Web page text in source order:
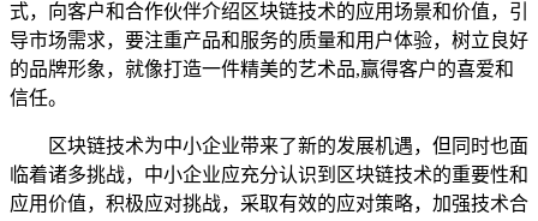
式，向客户和合作伙伴介绍区块链技术的应用场景和价值，引
导市场需求，要注重产品和服务的质量和用户体验，树立良好
的品牌形象，就像打造一件精美的艺术品,赢得客户的喜爱和
信任。
区块链技术为中小企业带来了新的发展机遇，但同时也面
临着诸多挑战，中小企业应充分认识到区块链技术的重要性和
应用价值，积极应对挑战，采取有效的应对策略，加强技术合